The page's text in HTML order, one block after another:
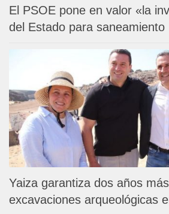
El PSOE pone en valor «la
del Estado para saneamiento
Yaiza garantiza dos años
excavaciones arqueológicas